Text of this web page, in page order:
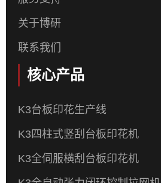
关于博研
联系我们
核心产品
K3台板印花生产线
K3四柱式竖刮台板印花机
K3全伺服横刮台板印花机